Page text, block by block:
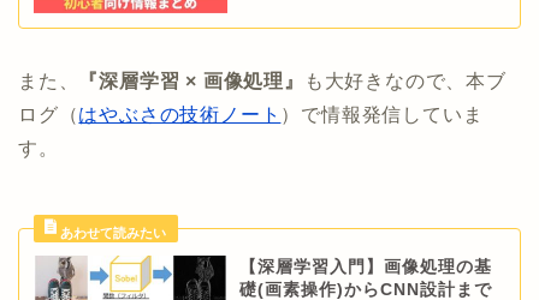
また、 『深層学習 × 画像処理』
も大好きなので、本ブ
ログ（はやぶさの技術ノート ）で情報発信していま
す。
【深層学習入門】画像処理の基
礎(画素操作)からCNN設計まで